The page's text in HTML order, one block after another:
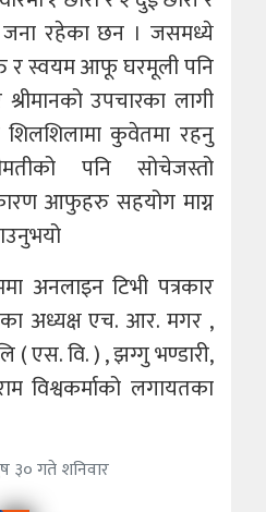
रहेका छन । जसमध्ये
र स्वयम आफू घरमूली पनि
उपचारका लागी
शिलशिलामा कुवेतमा रहनु
पनि सोचेजस्तो
आफुहरु सहयोग माग्न
अनलाइन टिभी पत्रकार
अध्यक्ष एच. आर. मगर ,
एस. वि. ) , झग्गु भण्डारी,
विश्वकर्माको लगायतका
३० गते शनिवार